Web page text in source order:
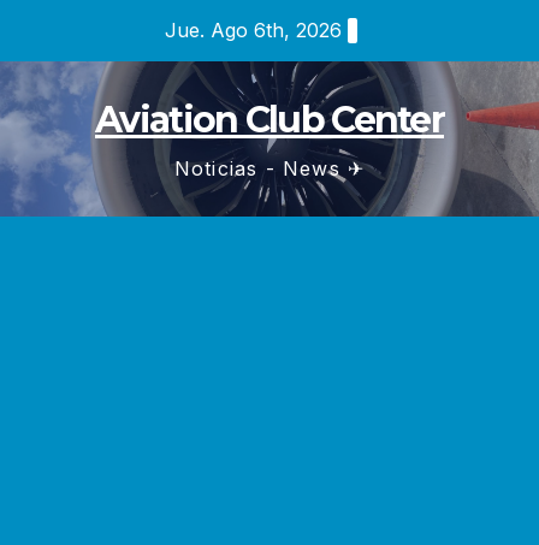
contenido
Jue. Ago 6th, 2026
Aviation Club Center
Noticias - News ✈